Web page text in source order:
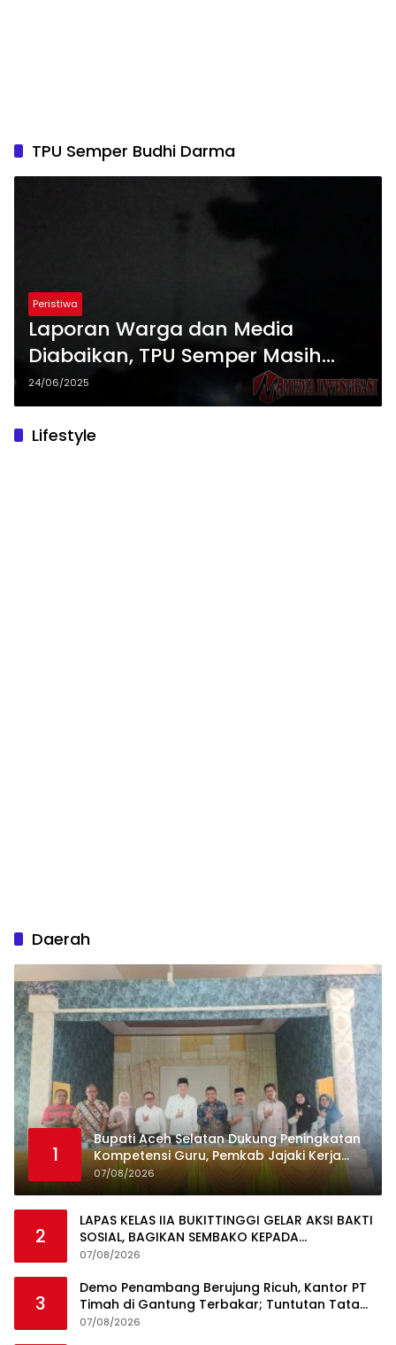
TPU Semper Budhi Darma
Peristiwa
Laporan Warga dan Media
Diabaikan, TPU Semper Masih
Tenggelam dalam Kegelapan
24/06/2025
Lifestyle
Daerah
1
Bupati Aceh Selatan Dukung Peningkatan
Kompetensi Guru, Pemkab Jajaki Kerja
Sama dengan Pascasarjana USK
07/08/2026
2
LAPAS KELAS IIA BUKITTINGGI GELAR AKSI BAKTI
SOSIAL, BAGIKAN SEMBAKO KEPADA
MASYARAKAT SEKITAR
07/08/2026
3
Demo Penambang Berujung Ricuh, Kantor PT
Timah di Gantung Terbakar; Tuntutan Tata
Niaga Timah Jadi Sorotan
07/08/2026